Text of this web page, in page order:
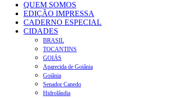
QUEM SOMOS
EDIÇÃO IMPRESSA
CADERNO ESPECIAL
CIDADES
BRASIL
TOCANTINS
GOIÁS
Aparecida de Goiânia
Goiânia
Senador Canedo
Hidrolândia